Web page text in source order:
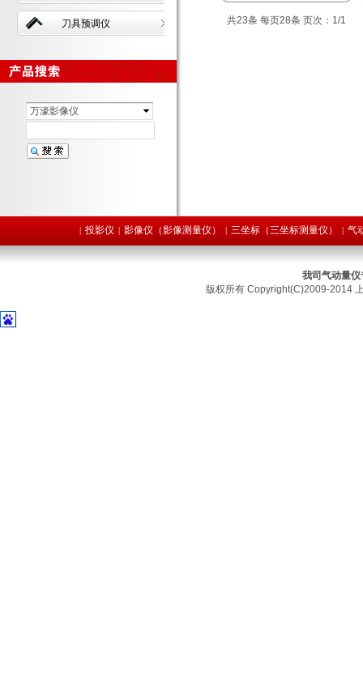
共23条 每页28条 页次：1/1
万濠影像仪
刀具预调仪
| 投影仪 | 影像仪（影像测量仪） | 三坐标（三坐标测量仪） | 气
我司气动量仪
版权所有 Copyright(C)2009-2014